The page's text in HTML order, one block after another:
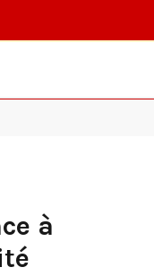
France à l’heure de
à